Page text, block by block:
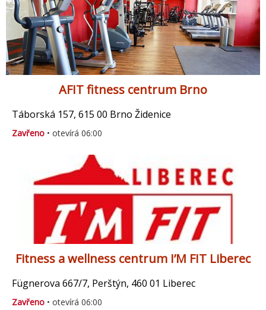
AFIT fitness centrum Brno
Táborská 157, 615 00 Brno Židenice
Zavřeno • otevírá 06:00
Fitness a wellness centrum I’M FIT Liberec
Fügnerova 667/7, Perštýn, 460 01 Liberec
Zavřeno • otevírá 06:00